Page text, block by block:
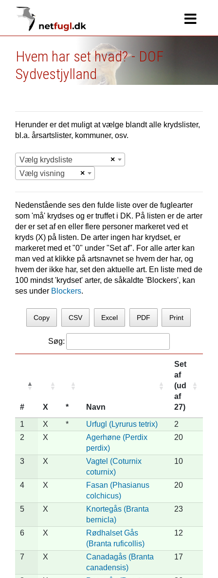
Hvem har set hvad? - DOF
Sydvestjylland
Herunder er det muligt at vælge blandt alle krydslister,
bl.a. årsartslister, kommuner, osv.
×
Vælg krydsliste
×
Vælg visning
Nedenstående ses den fulde liste over de fuglearter
som 'må' krydses og er truffet i DK. På listen er de arter
der er set af en eller flere personer markeret ved et
kryds (X) på listen. De arter ingen har krydset, er
markeret med et "0" under "Set af". For alle arter kan
man ved at klikke på artsnavnet se hvem der har, og
hvem der ikke har, set den aktuelle art. En liste med de
100 mindst 'krydset' arter, de såkaldte 'Blockers', kan
ses under Blockers.
Copy CSV Excel PDF Print
Søg:
# X * Navn
Set
af
(ud
af
27)
1 X * Urfugl (Lyrurus tetrix)
2
2
X
Agerhøne (Perdix
perdix)
20
3 X
Vagtel (Coturnix
coturnix)
10
4 X
Fasan (Phasianus
colchicus)
20
5 X
Knortegås (Branta
bernicla)
23
6 X
Rødhalset Gås
(Branta ruficollis)
12
7 X
Canadagås (Branta
canadensis)
17